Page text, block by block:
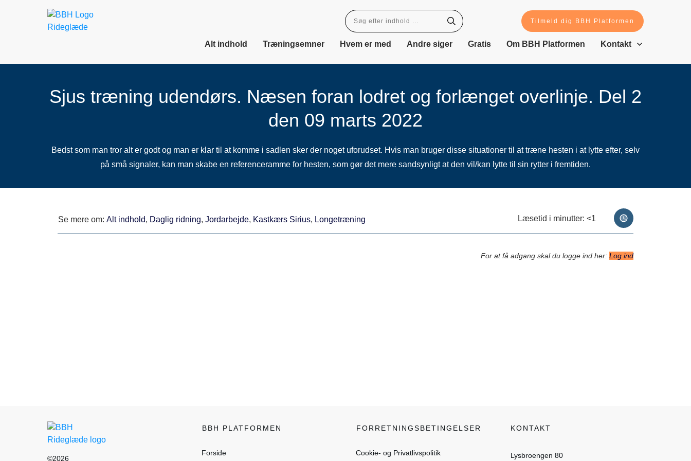
Tilmeld dig BBH Platformen
Alt indhold Træningsemner Hvem er med Andre siger Gratis Om BBH Platformen Kontakt
Sjus træning udendørs. Næsen foran lodret og forlænget overlinje. Del 2
den 09 marts 2022
Bedst som man tror alt er godt og man er klar til at komme i sadlen sker der noget uforudset. Hvis man bruger disse situationer til at træne hesten i at lytte efter, selv
på små signaler, kan man skabe en referenceramme for hesten, som gør det mere sandsynligt at den vil/kan lytte til sin rytter i fremtiden.
Se mere om: Alt indhold, Daglig ridning, Jordarbejde, Kastkærs Sirius, Longetræning Læsetid i minutter: <1
For at få adgang skal du logge ind her: Log ind
©2026
BBH PLATFORMEN
Forside
FORRETNINGSBETINGELSER
Cookie- og Privatlivspolitik
KONTAKT
Lysbroengen 80